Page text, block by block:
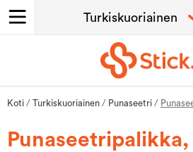
Koti / Turkiskuoriainen / Punaseetri /
Punaseetripalikka,